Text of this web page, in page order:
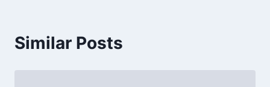
Similar Posts